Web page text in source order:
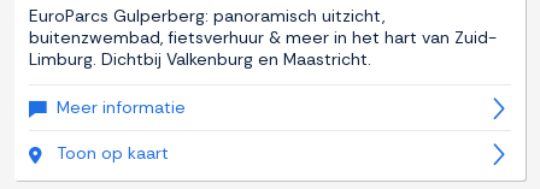
EuroParcs Gulperberg: panoramisch uitzicht,
buitenzwembad, fietsverhuur & meer in het hart van Zuid-
Limburg. Dichtbij Valkenburg en Maastricht.
Meer informatie
Toon op kaart